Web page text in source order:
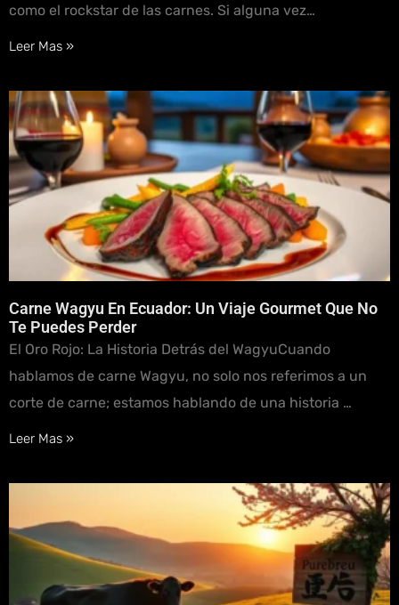
como el rockstar de las carnes. Si alguna vez…
Leer Mas »
Carne Wagyu En Ecuador: Un Viaje Gourmet Que No
Te Puedes Perder
El Oro Rojo: La Historia Detrás del WagyuCuando
hablamos de carne Wagyu, no solo nos referimos a un
corte de carne; estamos hablando de una historia …
Leer Mas »